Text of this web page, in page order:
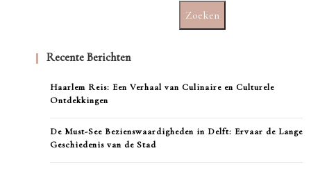
Zoeken
Recente Berichten
Haarlem Reis: Een Verhaal van Culinaire en Culturele
Ontdekkingen
De Must-See Bezienswaardigheden in Delft: Ervaar de Lange
Geschiedenis van de Stad